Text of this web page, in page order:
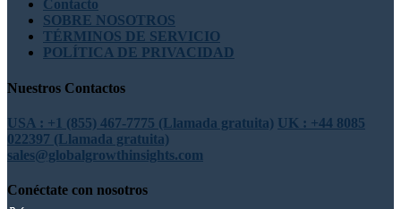
Contacto
SOBRE NOSOTROS
TÉRMINOS DE SERVICIO
POLÍTICA DE PRIVACIDAD
Nuestros Contactos
USA : +1 (855) 467-7775 (Llamada gratuita) UK : +44 8085
022397 (Llamada gratuita)
sales@globalgrowthinsights.com
Conéctate con nosotros